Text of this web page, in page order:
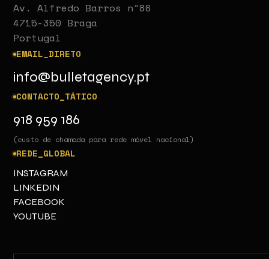
Av. Alfredo Barros nº86
4715-350 Braga
Portugal
EMAIL_DIRETO
info@bulletagency.pt
CONTACTO_TÁTICO
918 959 186
(custo de chamada para rede móvel nacional)
REDE_GLOBAL
INSTAGRAM
LINKEDIN
FACEBOOK
YOUTUBE